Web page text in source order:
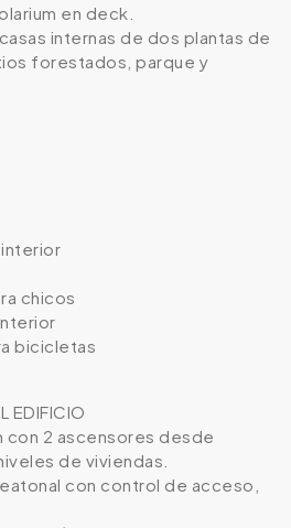
en deck.
internas de dos plantas de
forestados, parque y
chicos
bicicletas
EDIFICIO
con 2 ascensores desde
de viviendas.
con control de acceso,